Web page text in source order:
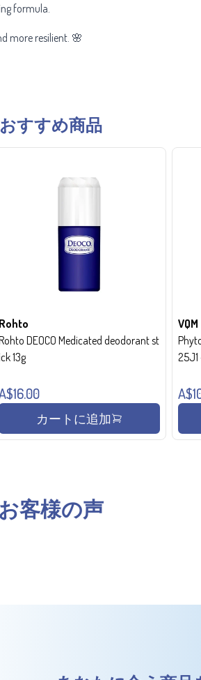
formula.
more resilient. 🌸
おすすめ商品
Rohto
DEOCO Medicated deodorant st
13g
カートに追加
VQM
25J1
お客様の声